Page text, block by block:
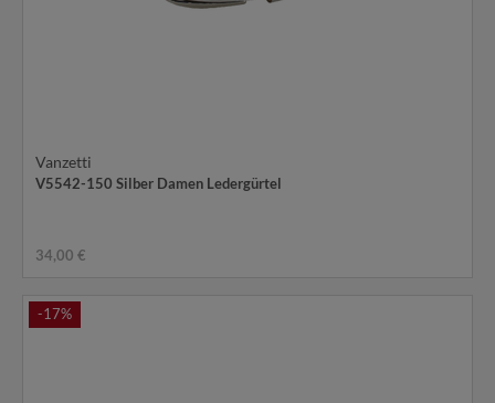
Vanzetti
V5542-150 Silber Damen Ledergürtel
34,00 €
-17%